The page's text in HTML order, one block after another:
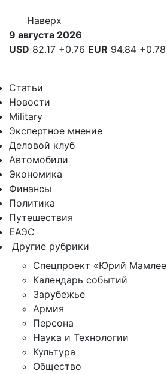
Наверх
9 августа 2026
USD 82.17 +0.76 EUR 94.84 +0.78
Статьи
Новости
Military
Экспертное мнение
Деловой клуб
Автомобили
Экономика
Финансы
Политика
Путешествия
ЕАЭС
Другие рубрики
Спецпроект «Юрий
Календарь событий
Зарубежье
Армия
Персона
Наука и Технологии
Культура
Общество